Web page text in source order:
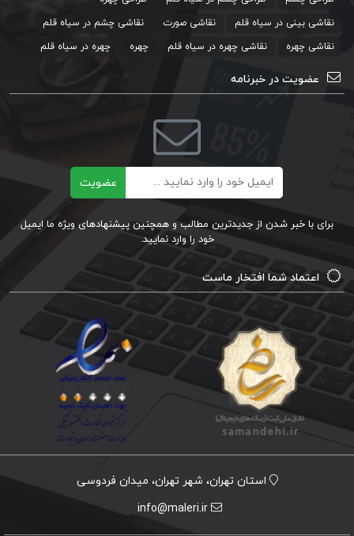
نقاشی بینی در سیاه قلم
نقاشی صورت
نقاشی چشم در سیاه قلم
نقاشی چهره
نقاشی چهره در سیاه قلم چهره چهره در سیاه قلم
عضویت در خبرنامه
عضویت
برای با خبر شدن از جدیدترین مطالب و همچنین پیشنهادهای ویژه ما ایمیل
خود را وارد نمایید.
اعتماد شما افتخار ماست
استان تهران، شهر تهران، میدان فردوسی
info@maleri.ir